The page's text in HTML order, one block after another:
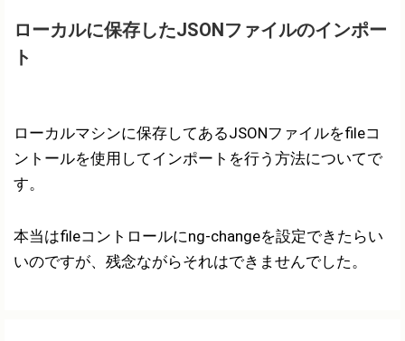
ローカルに保存したJSONファイルのインポー
ト
ローカルマシンに保存してあるJSONファイルをfileコ
ントールを使用してインポートを行う方法についてで
す。
本当はfileコントロールにng-changeを設定できたらい
いのですが、残念ながらそれはできませんでした。